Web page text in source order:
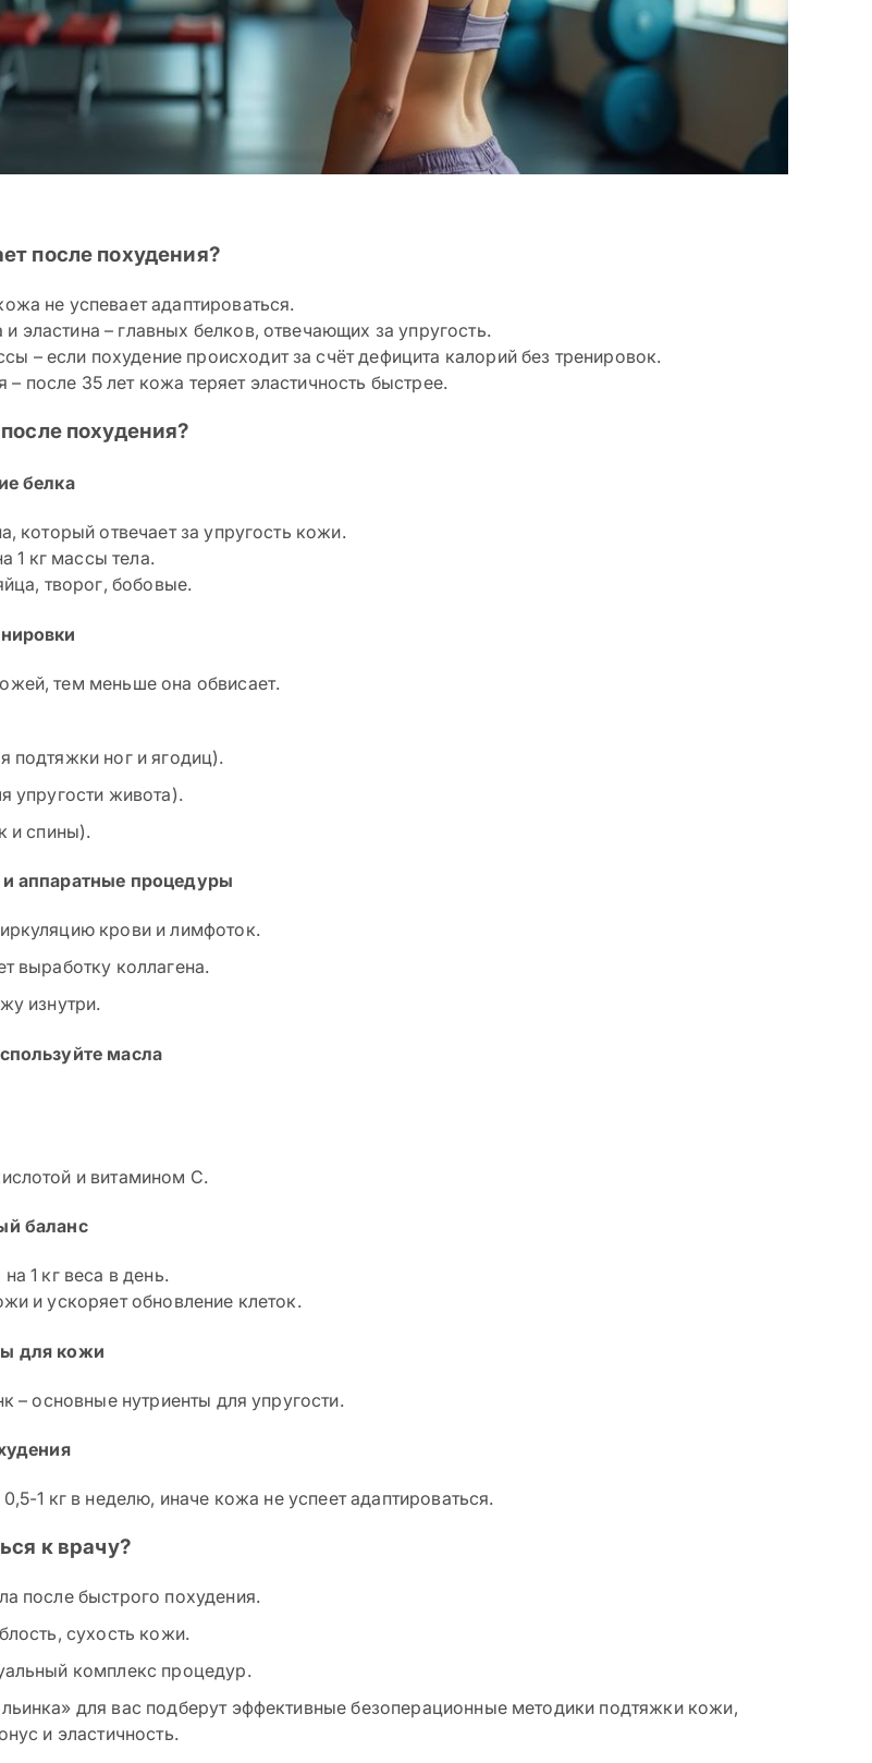
после похудения?
не успевает адаптироваться.
и эластина – главных белков, отвечающих за упругость.
– если похудение происходит за счёт дефицита калорий без тренировок.
– после 35 лет кожа теряет эластичность быстрее.
похудения?
белка
который отвечает за упругость кожи.
1 кг массы тела.
творог, бобовые.
тем меньше она обвисает.
подтяжки ног и ягодиц).
упругости живота).
и спины).
аппаратные процедуры
крови и лимфоток.
выработку коллагена.
изнутри.
масла
и витамином C.
баланс
1 кг веса в день.
и ускоряет обновление клеток.
для кожи
– основные нутриенты для упругости.
1 кг в неделю, иначе кожа не успеет адаптироваться.
к врачу?
после быстрого похудения.
сухость кожи.
комплекс процедур.
для вас подберут эффективные безоперационные методики подтяжки кожи,
и эластичность.